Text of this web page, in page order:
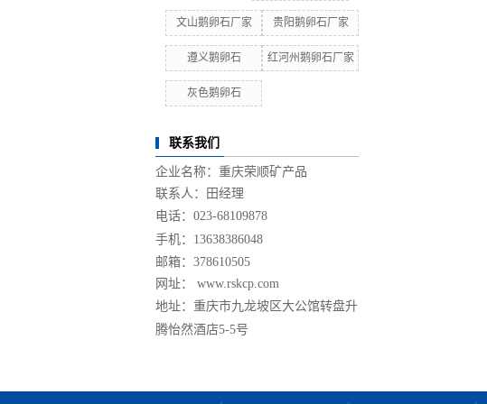
文山鹅卵石厂家 贵阳鹅卵石厂家
遵义鹅卵石 红河州鹅卵石厂家
灰色鹅卵石
联系我们
企业名称：重庆荣顺矿产品
联系人：田经理
电话： 023-68109878
手机： 13638386048
邮箱：378610505
网址： www.rskcp.com
地址： 重庆市九龙坡区大公馆转盘升
腾怡然酒店5-5号